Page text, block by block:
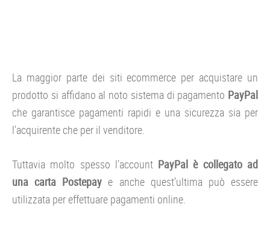
La maggior parte dei siti ecommerce per acquistare un
prodotto si affidano al noto sistema di pagamento PayPal
che garantisce pagamenti rapidi e una sicurezza sia per
l’acquirente che per il venditore.
Tuttavia molto spesso l’account PayPal è collegato ad
una carta Postepay e anche quest’ultima può essere
utilizzata per effettuare pagamenti online.